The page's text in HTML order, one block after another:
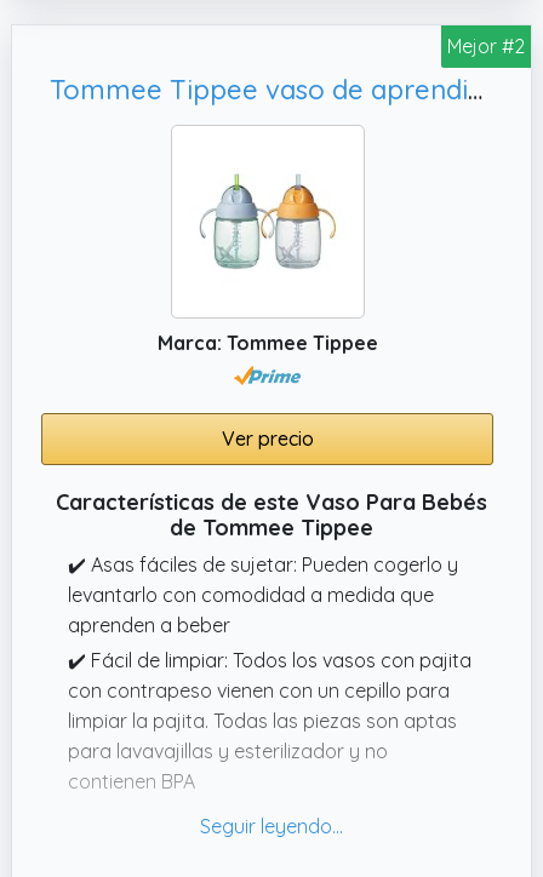
lavavajillas.
✔️ PRIMER VASO CON ASAS: Estos vasos con
fáciles de agarrar y un borde abierto
recomendado por dentistas, por lo que son
óptimos como vaso de aprendizaje
son fáciles de limpiar, aptos para lavavajillas,
rejilla superior y un regalo adecuado para
Mejor #2
Tommee Tippee vaso de aprendizaje con pajita, pack de 2
Marca: Tommee Tippee
Ver precio
Características de este Vaso Para Bebés
de Tommee Tippee
✔️ Asas fáciles de sujetar: Pueden cogerlo y
levantarlo con comodidad a medida que
aprenden a beber
✔️ Fácil de limpiar: Todos los vasos con pajita
con contrapeso vienen con un cepillo para
limpiar la pajita. Todas las piezas son aptas
para lavavajillas y esterilizador y no
contienen BPA
✔️ Pajita de silicona suave con contrapeso: